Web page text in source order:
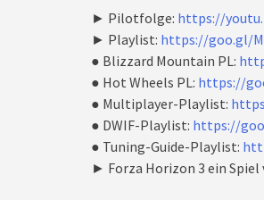
► Pilotfolge: https://
► Playlist: https://goo.gl/
● Blizzard Mountain PL:
● Hot Wheels PL: https://
● Multiplayer-Playlist:
● DWIF-Playlist: https://
● Tuning-Guide-Playlist:
► Forza Horizon 3 ein Spiel